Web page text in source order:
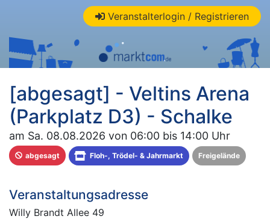
Veranstalterlogin / Registrieren
[abgesagt] - Veltins Arena
(Parkplatz D3) - Schalke
am Sa. 08.08.2026 von 06:00 bis 14:00 Uhr
abgesagt Floh-, Trödel- & Jahrmarkt Freigelände
Veranstaltungsadresse
Willy Brandt Allee 49